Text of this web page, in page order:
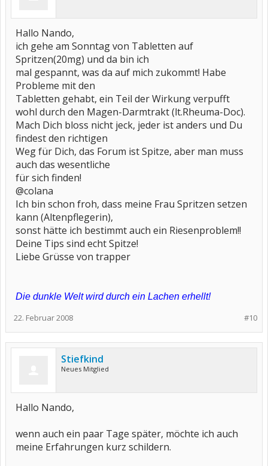
Hallo Nando,
ich gehe am Sonntag von Tabletten auf
Spritzen(20mg) und da bin ich
mal gespannt, was da auf mich zukommt! Habe
Probleme mit den
Tabletten gehabt, ein Teil der Wirkung verpufft
wohl durch den Magen-Darmtrakt (lt.Rheuma-Doc).
Mach Dich bloss nicht jeck, jeder ist anders und Du
findest den richtigen
Weg für Dich, das Forum ist Spitze, aber man muss
auch das wesentliche
für sich finden!
@colana
Ich bin schon froh, dass meine Frau Spritzen setzen
kann (Altenpflegerin),
sonst hätte ich bestimmt auch ein Riesenproblem!!
Deine Tips sind echt Spitze!
Liebe Grüsse von trapper
Die dunkle Welt wird durch ein Lachen erhellt!
#10
22. Februar 2008
Stiefkind
Neues Mitglied
Hallo Nando,
wenn auch ein paar Tage später, möchte ich auch
meine Erfahrungen kurz schildern.